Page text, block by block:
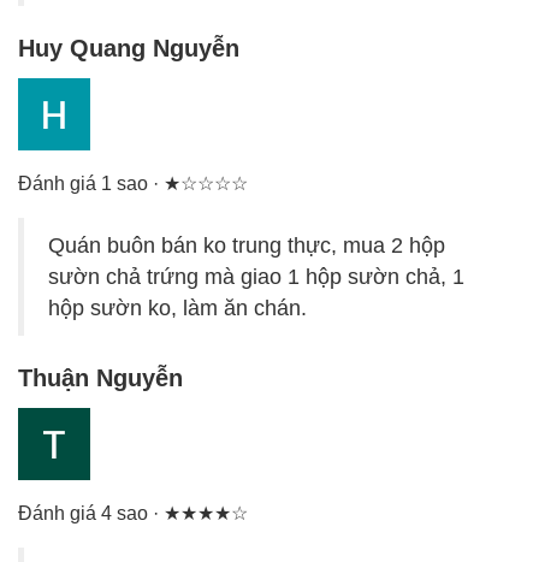
Huy Quang Nguyễn
Đánh giá 1 sao · ★☆☆☆☆
Quán buôn bán ko trung thực, mua 2 hộp
sườn chả trứng mà giao 1 hộp sườn chả, 1
hộp sườn ko, làm ăn chán.
Thuận Nguyễn
Đánh giá 4 sao · ★★★★☆